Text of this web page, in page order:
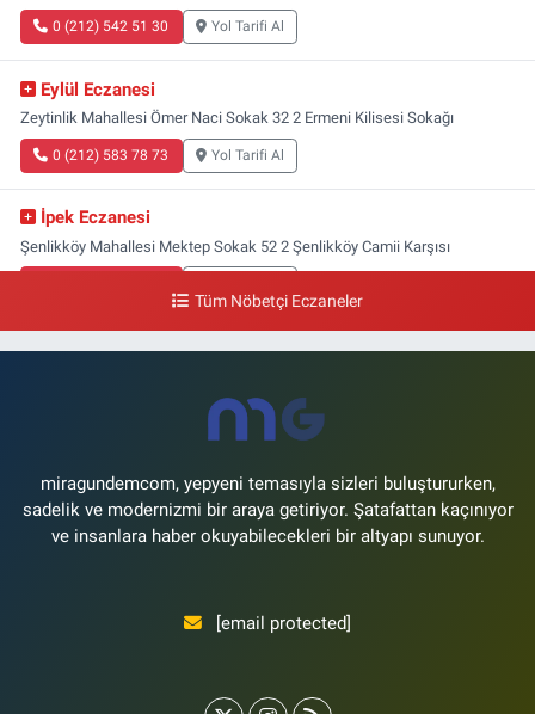
0 (212) 542 51 30 Yol Tarifi Al
Eylül Eczanesi
Zeytinlik Mahallesi Ömer Naci Sokak 32 2 Ermeni Kilisesi Sokağı
0 (212) 583 78 73 Yol Tarifi Al
İpek Eczanesi
Şenlikköy Mahallesi Mektep Sokak 52 2 Şenlikköy Camii Karşısı
Gün Eczanesi
Yol Tarifi Al
Tüm Nöbetçi Eczaneler
miragundemcom, yepyeni temasıyla sizleri buluştururken,
sadelik ve modernizmi bir araya getiriyor. Şatafattan kaçınıyor
ve insanlara haber okuyabilecekleri bir altyapı sunuyor.
[email protected]